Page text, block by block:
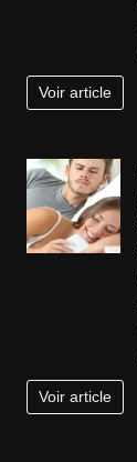
Voir article
Voir article